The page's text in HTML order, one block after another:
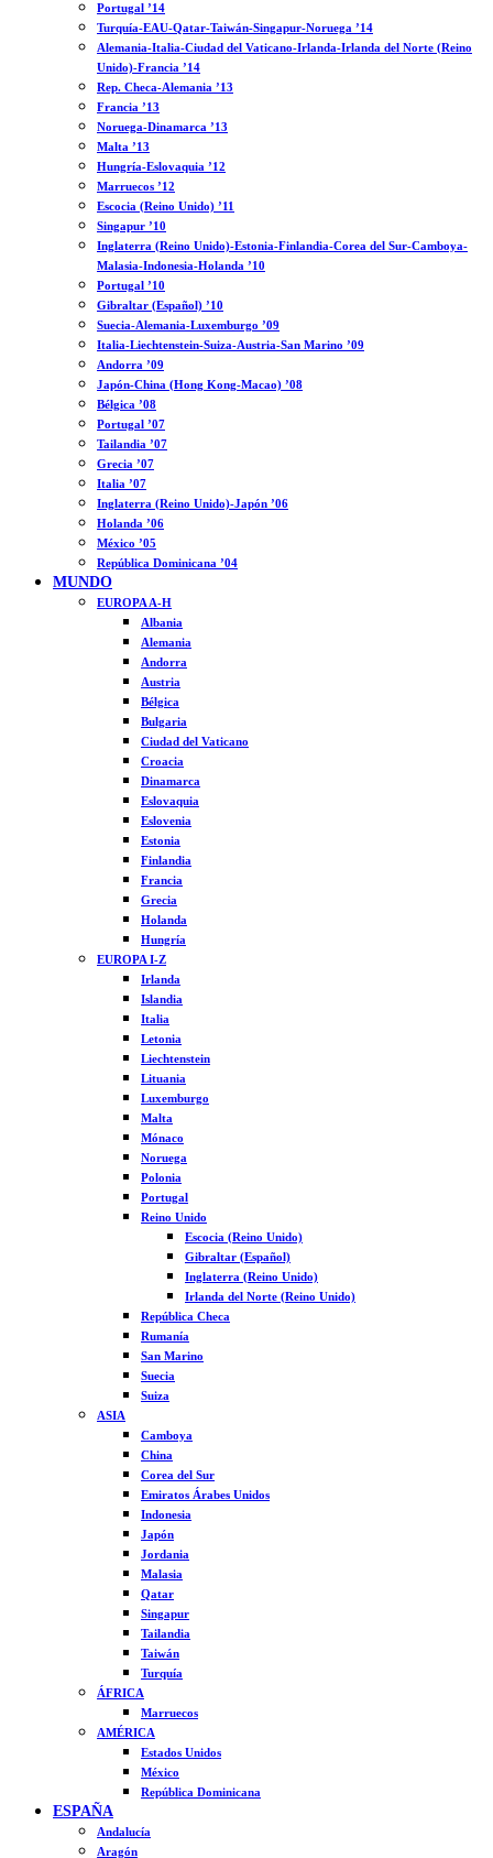
Portugal ’14
Turquía-EAU-Qatar-Taiwán-Singapur-Noruega ’14
Alemania-Italia-Ciudad del Vaticano-Irlanda-Irlanda del Norte (Reino
Unido)-Francia ’14
Rep. Checa-Alemania ’13
Francia ’13
Noruega-Dinamarca ’13
Malta ’13
Hungría-Eslovaquia ’12
Marruecos ’12
Escocia (Reino Unido) ’11
Singapur ’10
Inglaterra (Reino Unido)-Estonia-Finlandia-Corea del Sur-Camboya-
Malasia-Indonesia-Holanda ’10
Portugal ’10
Gibraltar (Español) ’10
Suecia-Alemania-Luxemburgo ’09
Italia-Liechtenstein-Suiza-Austria-San Marino ’09
Andorra ’09
Japón-China (Hong Kong-Macao) ’08
Bélgica ’08
Portugal ’07
Tailandia ’07
Grecia ’07
Italia ’07
Inglaterra (Reino Unido)-Japón ’06
Holanda ’06
México ’05
República Dominicana ’04
MUNDO
EUROPA A-H
Albania
Alemania
Andorra
Austria
Bélgica
Bulgaria
Ciudad del Vaticano
Croacia
Dinamarca
Eslovaquia
Eslovenia
Estonia
Finlandia
Francia
Grecia
Holanda
Hungría
EUROPA I-Z
Irlanda
Islandia
Italia
Letonia
Liechtenstein
Lituania
Luxemburgo
Malta
Mónaco
Noruega
Polonia
Portugal
Reino Unido
Escocia (Reino Unido)
Gibraltar (Español)
Inglaterra (Reino Unido)
Irlanda del Norte (Reino Unido)
República Checa
Rumanía
San Marino
Suecia
Suiza
ASIA
Camboya
China
Corea del Sur
Emiratos Árabes Unidos
Indonesia
Japón
Jordania
Malasia
Qatar
Singapur
Tailandia
Taiwán
Turquía
ÁFRICA
Marruecos
AMÉRICA
Estados Unidos
México
República Dominicana
ESPAÑA
Andalucía
Aragón